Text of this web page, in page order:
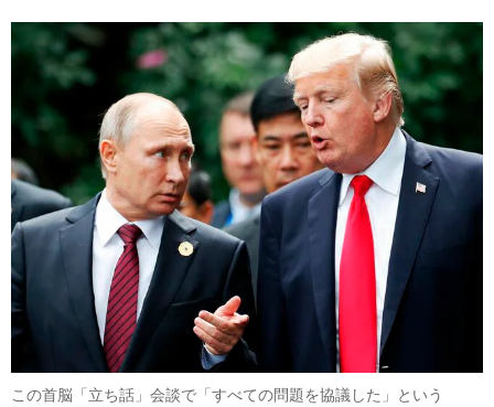
この首脳「立ち話」会談で「すべての問題を協議した」という